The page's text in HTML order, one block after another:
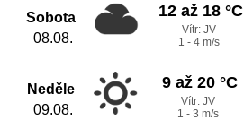
Sobota
08.08.
12 až 18 °C
Vítr: JV
1 - 4 m/s
Neděle
09.08.
9 až 20 °C
Vítr: JV
1 - 3 m/s